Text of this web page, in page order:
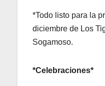
*Todo listo para la
diciembre de Los
Sogamoso.
*Celebraciones*